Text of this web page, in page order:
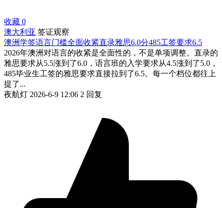
收藏 0
澳大利亚 签证观察
澳洲学签语言门槛全面收紧直录雅思6.0分485工签要求6.5
2026年澳洲对语言的收紧是全面性的，不是单项调整。直录的
雅思要求从5.5涨到了6.0，语言班的入学要求从4.5涨到了5.0，
485毕业生工签的雅思要求直接拉到了6.5。每一个档位都往上
提了...
夜航灯 2026-6-9 12:06 2 回复